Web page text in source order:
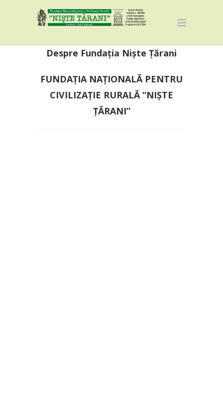
Despre Fundația Niște Țărani
FUNDAŢIA NAŢIONALĂ PENTRU
CIVILIZAŢIE RURALĂ “NIŞTE
ŢĂRANI”